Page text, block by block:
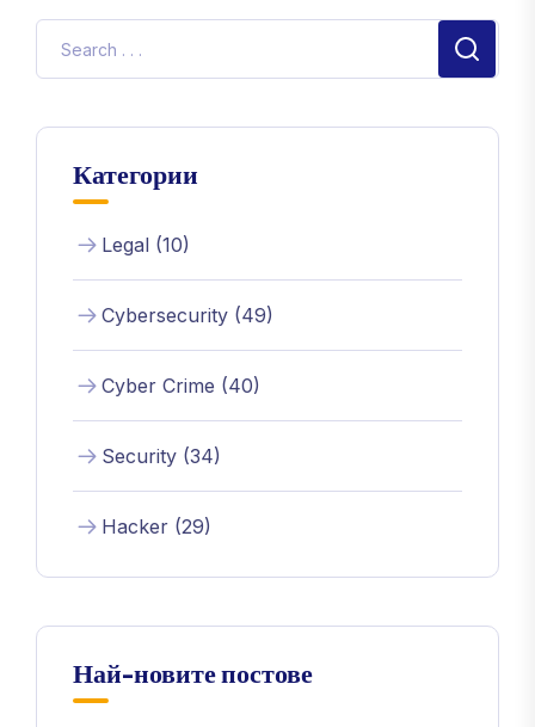
Категории
Legal (10)
Cybersecurity (49)
Cyber Crime (40)
Security (34)
Hacker (29)
Най-новите постове